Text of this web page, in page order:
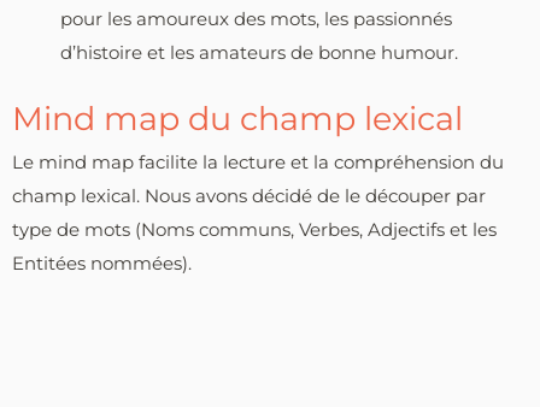
pour les amoureux des mots, les passionnés
d’histoire et les amateurs de bonne humour.
Mind map du champ lexical
Le mind map facilite la lecture et la compréhension du
champ lexical. Nous avons décidé de le découper par
type de mots (Noms communs, Verbes, Adjectifs et les
Entitées nommées).